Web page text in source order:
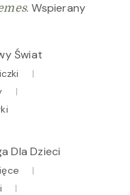
. Wspierany
Świat
Dla Dzieci